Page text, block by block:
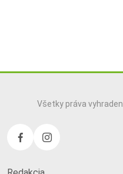
Všetky práva